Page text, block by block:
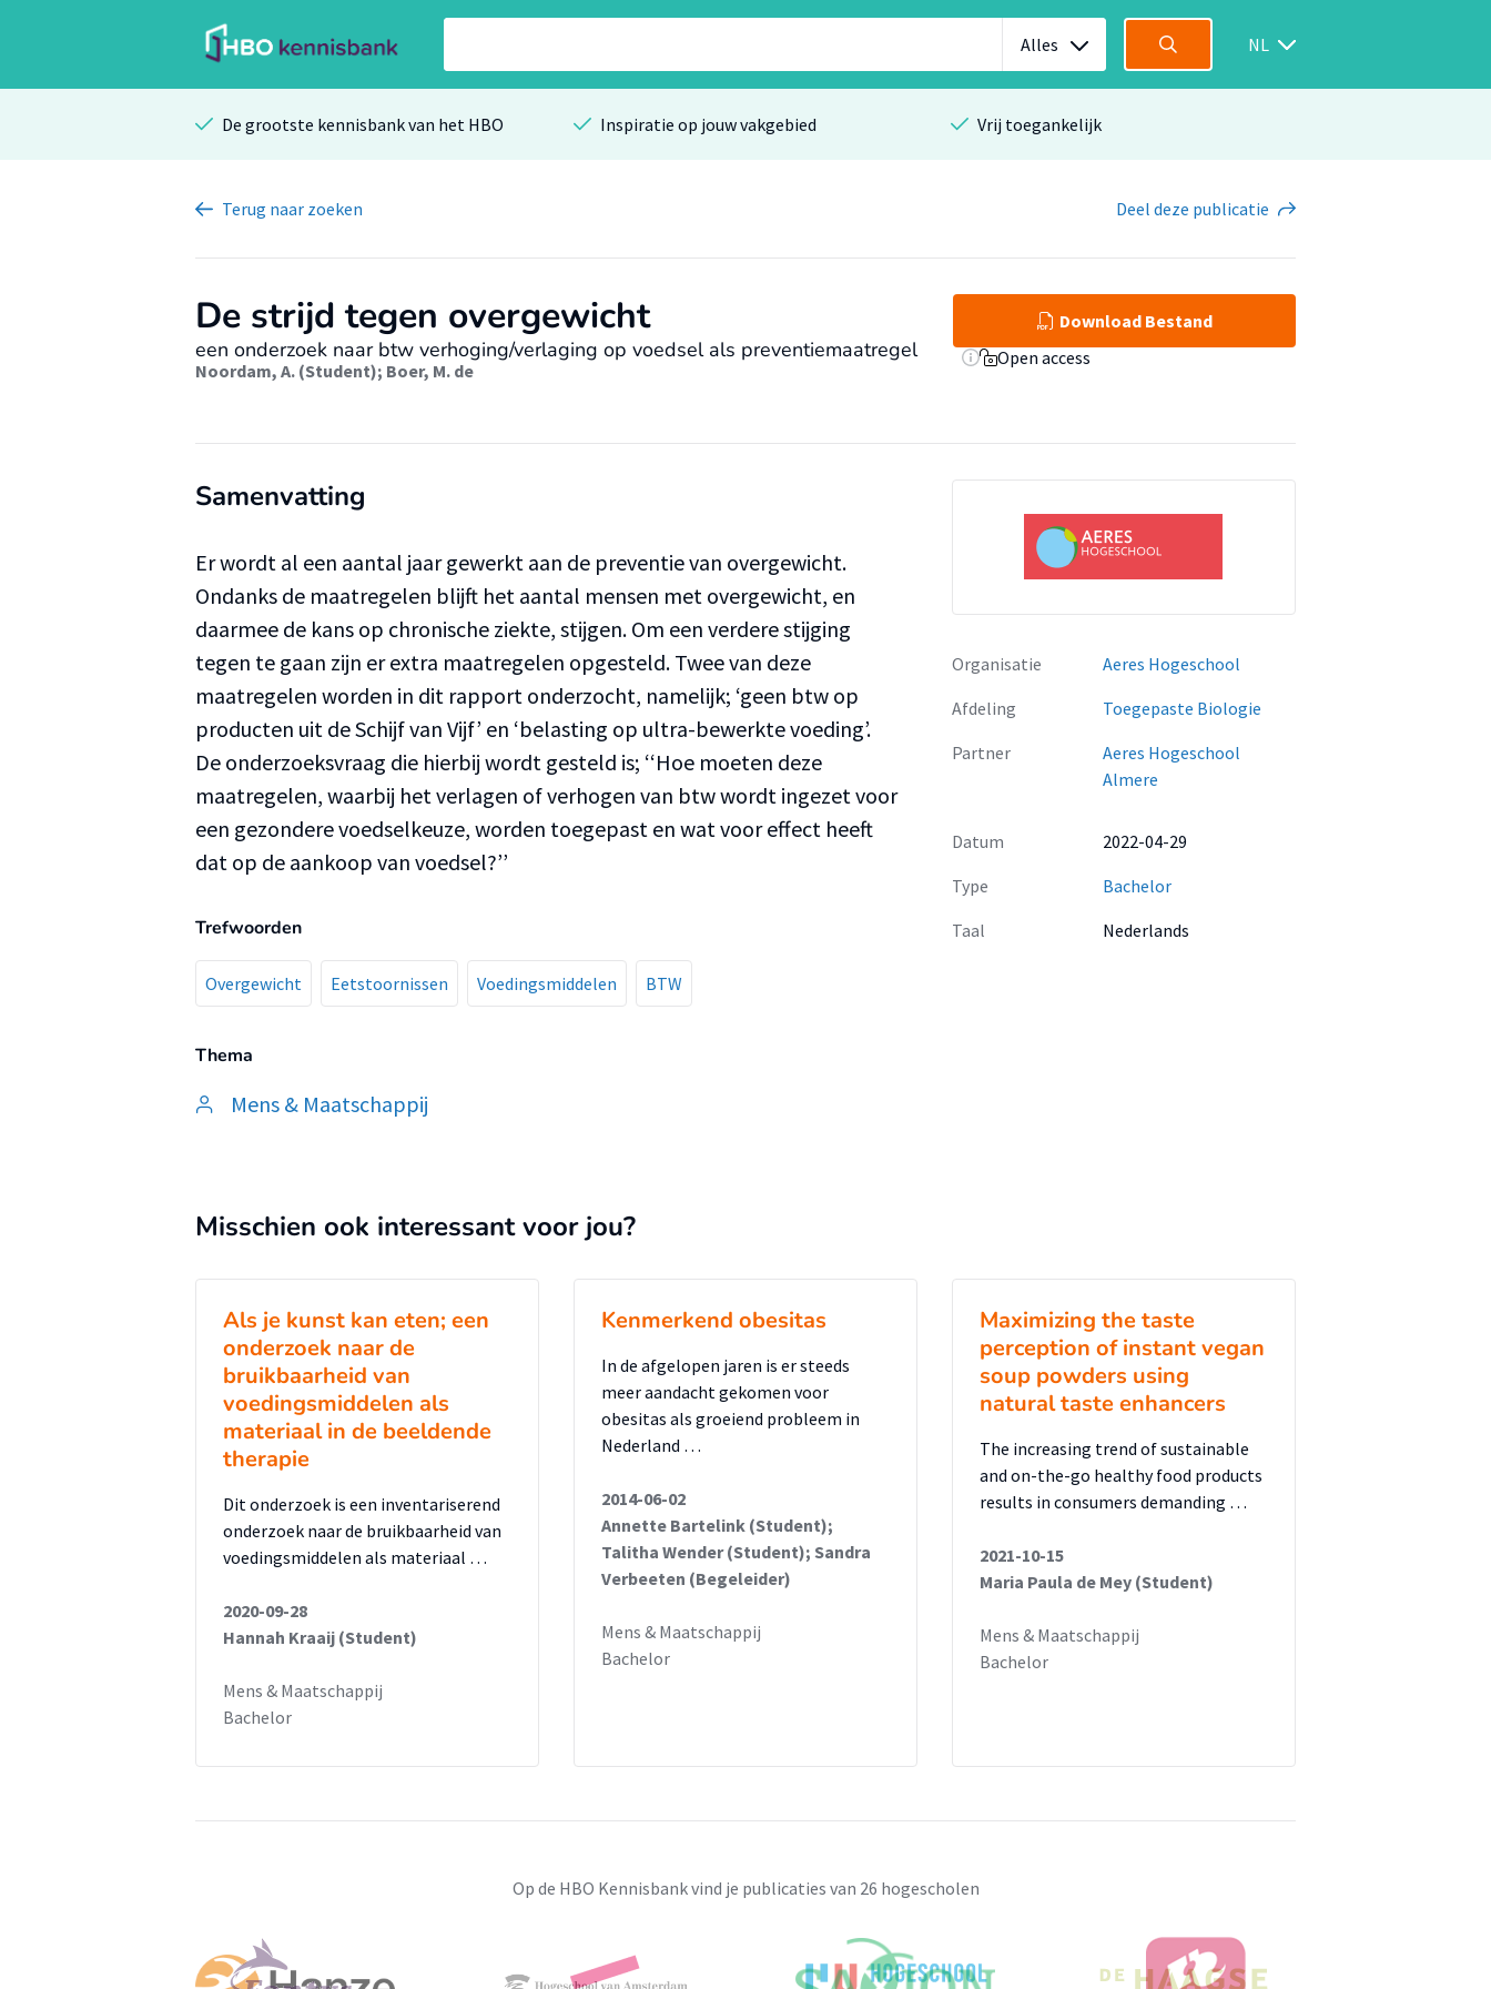
Alles NL
De grootste kennisbank van het HBO Inspiratie op jouw vakgebied Vrij toegankelijk
Terug naar zoeken Deel deze publicatie
De strijd tegen overgewicht
een onderzoek naar btw verhoging/verlaging op voedsel als preventiemaatregel
Noordam, A. (Student); Boer, M. de
Download Bestand
Open access
Samenvatting
Er wordt al een aantal jaar gewerkt aan de preventie van overgewicht.
Ondanks de maatregelen blijft het aantal mensen met overgewicht, en
daarmee de kans op chronische ziekte, stijgen. Om een verdere stijging
tegen te gaan zijn er extra maatregelen opgesteld. Twee van deze
maatregelen worden in dit rapport onderzocht, namelijk; ‘geen btw op
producten uit de Schijf van Vijf’ en ‘belasting op ultra-bewerkte voeding’.
De onderzoeksvraag die hierbij wordt gesteld is; ‘‘Hoe moeten deze
maatregelen, waarbij het verlagen of verhogen van btw wordt ingezet voor
een gezondere voedselkeuze, worden toegepast en wat voor effect heeft
dat op de aankoop van voedsel?’’
Trefwoorden
Overgewicht Eetstoornissen Voedingsmiddelen BTW
Thema
Mens & Maatschappij
Organisatie
Aeres Hogeschool
Afdeling
Toegepaste Biologie
Partner
Aeres Hogeschool
Almere
Datum
2022-04-29
Type
Bachelor
Taal
Nederlands
Misschien ook interessant voor jou?
Als je kunst kan eten; een
onderzoek naar de
bruikbaarheid van
voedingsmiddelen als
materiaal in de beeldende
therapie
Dit onderzoek is een inventariserend
onderzoek naar de bruikbaarheid van
voedingsmiddelen als materiaal …
2020-09-28
Hannah Kraaij (Student)
Mens & Maatschappij
Bachelor
Kenmerkend obesitas
In de afgelopen jaren is er steeds
meer aandacht gekomen voor
obesitas als groeiend probleem in
Nederland …
2014-06-02
Annette Bartelink (Student);
Talitha Wender (Student); Sandra
Verbeeten (Begeleider)
Mens & Maatschappij
Bachelor
Maximizing the taste
perception of instant vegan
soup powders using
natural taste enhancers
The increasing trend of sustainable
and on-the-go healthy food products
results in consumers demanding …
2021-10-15
Maria Paula de Mey (Student)
Mens & Maatschappij
Bachelor
Op de HBO Kennisbank vind je publicaties van 26 hogescholen